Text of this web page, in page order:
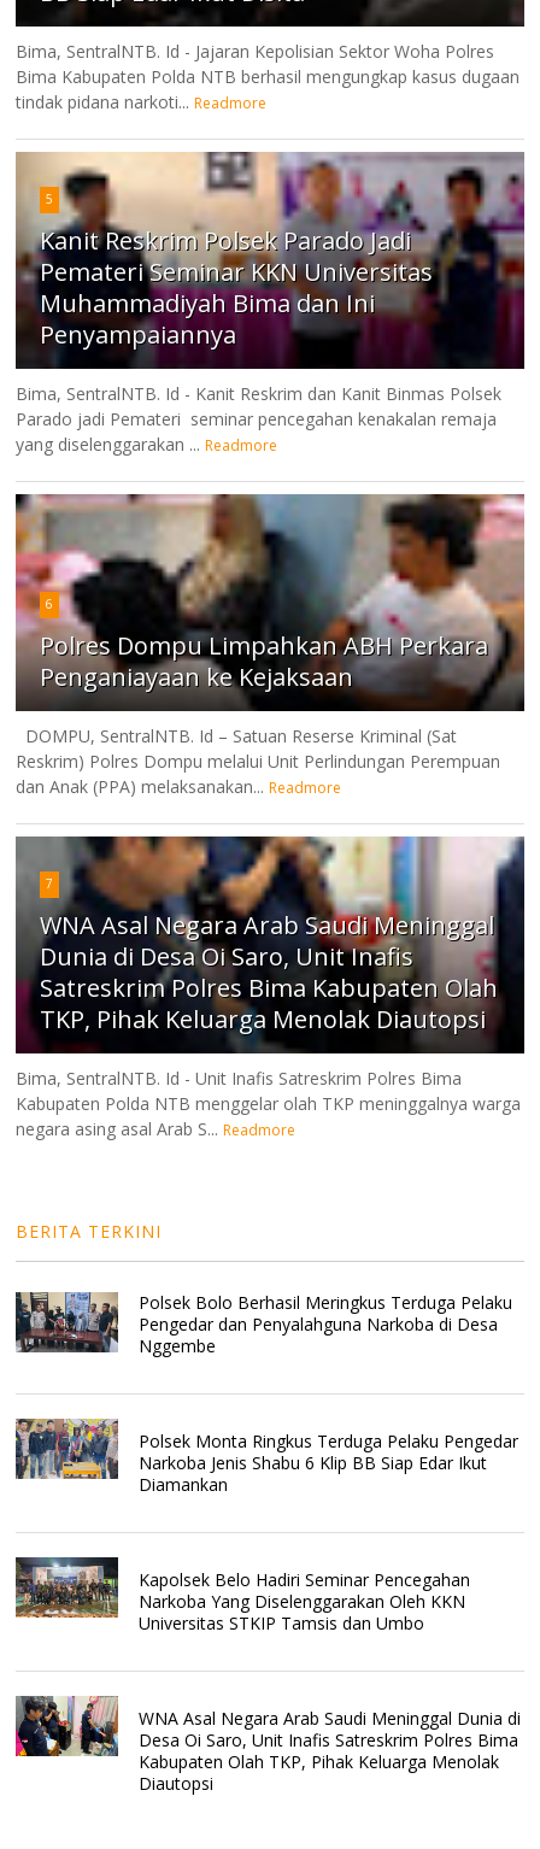
Bima, SentralNTB. Id - Jajaran Kepolisian Sektor Woha Polres
Bima Kabupaten Polda NTB berhasil mengungkap kasus dugaan
tindak pidana narkoti... Readmore
5
Kanit Reskrim Polsek Parado Jadi
Pemateri Seminar KKN Universitas
Muhammadiyah Bima dan Ini
Penyampaiannya
Bima, SentralNTB. Id - Kanit Reskrim dan Kanit Binmas Polsek
Parado jadi Pemateri seminar pencegahan kenakalan remaja
yang diselenggarakan ... Readmore
6
Polres Dompu Limpahkan ABH Perkara
Penganiayaan ke Kejaksaan
DOMPU, SentralNTB. Id – Satuan Reserse Kriminal (Sat
Reskrim) Polres Dompu melalui Unit Perlindungan Perempuan
dan Anak (PPA) melaksanakan... Readmore
7
WNA Asal Negara Arab Saudi Meninggal
Dunia di Desa Oi Saro, Unit Inafis
Satreskrim Polres Bima Kabupaten Olah
TKP, Pihak Keluarga Menolak Diautopsi
Bima, SentralNTB. Id - Unit Inafis Satreskrim Polres Bima
Kabupaten Polda NTB menggelar olah TKP meninggalnya warga
negara asing asal Arab S... Readmore
BERITA TERKINI
Polsek Bolo Berhasil Meringkus Terduga Pelaku
Pengedar dan Penyalahguna Narkoba di Desa
Nggembe
Polsek Monta Ringkus Terduga Pelaku Pengedar
Narkoba Jenis Shabu 6 Klip BB Siap Edar Ikut
Diamankan
Kapolsek Belo Hadiri Seminar Pencegahan
Narkoba Yang Diselenggarakan Oleh KKN
Universitas STKIP Tamsis dan Umbo
WNA Asal Negara Arab Saudi Meninggal Dunia di
Desa Oi Saro, Unit Inafis Satreskrim Polres Bima
Kabupaten Olah TKP, Pihak Keluarga Menolak
Diautopsi